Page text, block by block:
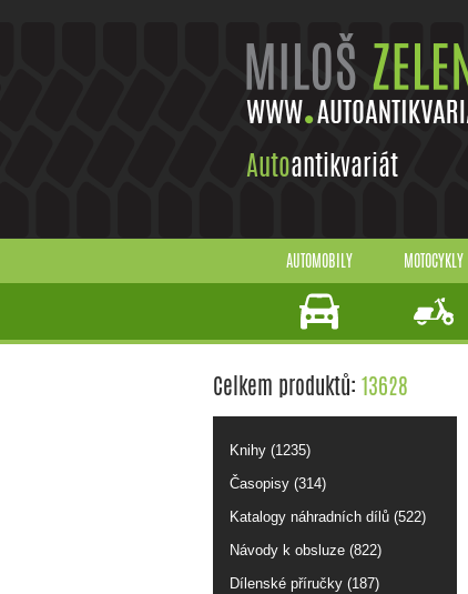
Autoantikvariát
AUTOMOBILY MOTOCYKLY
Celkem produktů: 13628
Knihy (1235)
Časopisy (314)
Katalogy náhradních dílů (522)
Návody k obsluze (822)
Dílenské příručky (187)